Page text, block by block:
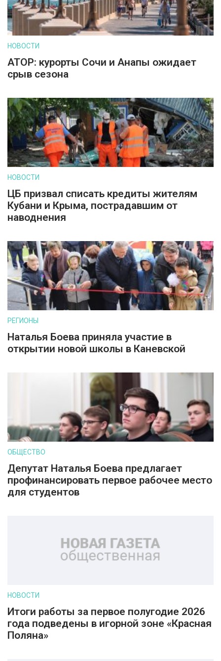
НОВОСТИ
АТОР: курорты Сочи и Анапы ожидает
срыв сезона
НОВОСТИ
ЦБ призвал списать кредиты жителям
Кубани и Крыма, пострадавшим от
наводнения
РЕГИОНЫ
Наталья Боева приняла участие в
открытии новой школы в Каневской
ОБЩЕСТВО
Депутат Наталья Боева предлагает
профинансировать первое рабочее место
для студентов
НОВОСТИ
Итоги работы за первое полугодие 2026
года подведены в игорной зоне «Красная
Поляна»